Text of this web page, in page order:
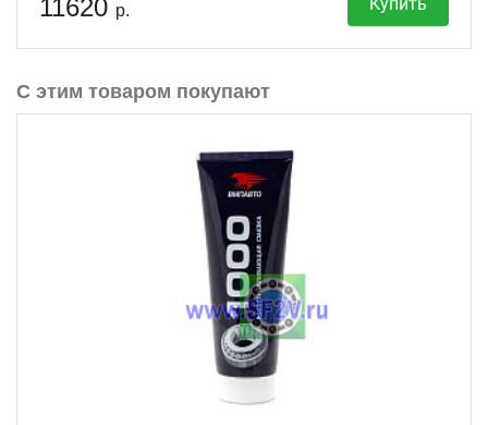
11620 р.
С этим товаром покупают